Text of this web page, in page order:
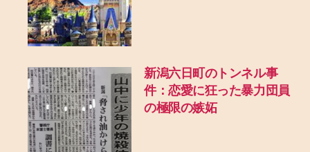
新潟六日町のトンネル事
件：恋愛に狂った暴力団員
の極限の嫉妬